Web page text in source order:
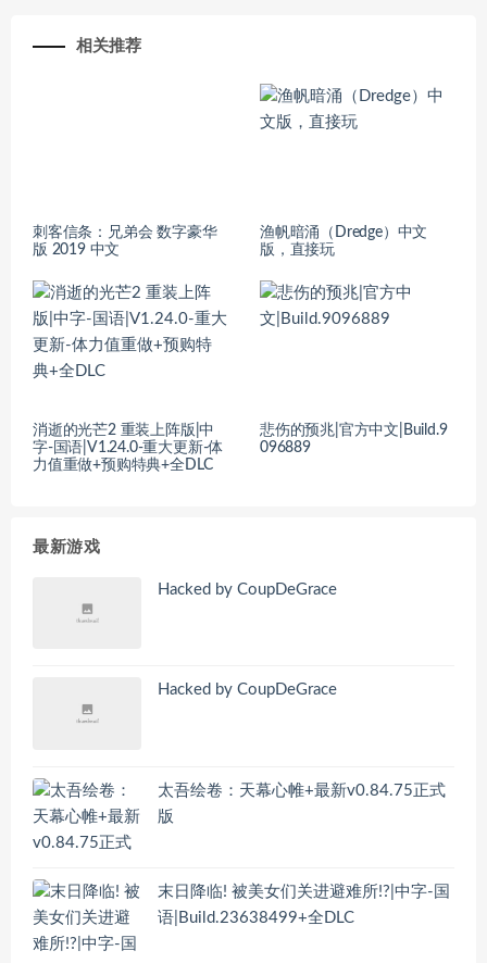
相关推荐
刺客信条：兄弟会 数字豪华
版 2019 中文
渔帆暗涌（Dredge）中文
版，直接玩
消逝的光芒2 重装上阵版|中
字-国语|V1.24.0-重大更新-体
力值重做+预购特典+全DLC
悲伤的预兆|官方中文|Build.9
096889
最新游戏
Hacked by CoupDeGrace
Hacked by CoupDeGrace
太吾绘卷：天幕心帷+最新v0.84.75正式
版
末日降临! 被美女们关进避难所!?|中字-国
语|Build.23638499+全DLC